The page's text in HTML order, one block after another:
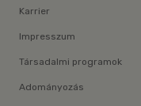
Karrier
Impresszum
Társadalmi programok
Adományozás